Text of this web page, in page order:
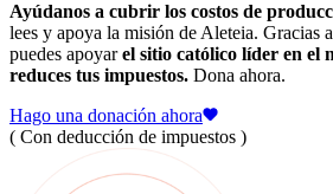
Ayúdanos a cubrir los costos de
lees y apoya la misión de Aleteia. Gracias
puedes apoyarel sitio católico líder en el
reduces tus impuestos. Dona ahora.
Hago una donación ahora
( Con deducción de impuestos )